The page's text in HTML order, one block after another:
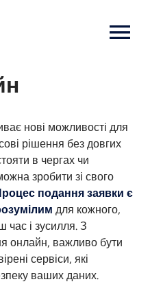
нові можливості для
рішення без довгих
в чергах чи
зробити зі свого
подання заявки є
для кожного,
і зусилля. З
онлайн, важливо бути
сервіси, які
ваших даних.